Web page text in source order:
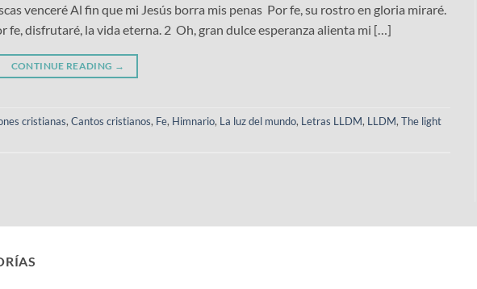
venceré Al fin que mi Jesús borra mis penas Por fe, su rostro en gloria miraré.
fe, disfrutaré, la vida eterna. 2 Oh, gran dulce esperanza alienta mi […]
CONTINUE READING →
cristianas, Cantos cristianos, Fe, Himnario, La luz del mundo, Letras LLDM, LLDM, The light